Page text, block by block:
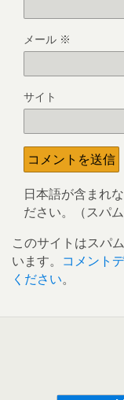
メール ※
サイト
日本語が含まれ
ださい。（スパム
このサイトはスパ
います。 コメント
ください。